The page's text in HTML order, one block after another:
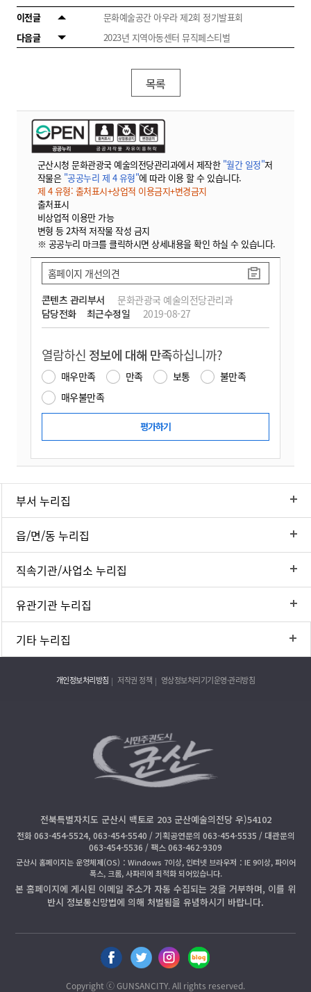
이전글
문화예술공간 아우라 제2회 정기발표회
다음글
2023년 지역아동센터 뮤직페스티벌
목록
군산시청 문화관광국 예술의전당관리과에서 제작한 "월간 일정"저
작물은 "공공누리 제 4 유형"에 따라 이용 할 수 있습니다.
제 4 유형: 출처표시+상업적 이용금지+변경금지
출처표시
비상업적 이용만 가능
변형 등 2차적 저작물 작성 금지
※ 공공누리 마크를 클릭하시면 상세내용을 확인 하실 수 있습니다.
콘텐츠 관리부서
문화관광국 예술의전당관리과
담당전화
최근수정일 2019-08-27
홈페이지 개선의견
열람하신 정보에 대해 만족하십니까?
매우만족 만족 보통
불만족
매우불만족
부서 누리집
읍/면/동 누리집
직속기관/사업소 누리집
유관기관 누리집
기타 누리집
개인정보처리방침 저작권 정책 영상정보처리기기운영·관리방침
전북특별자치도 군산시 백토로 203 군산예술의전당 우)54102
전화 063-454-5524, 063-454-5540 / 기획공연문의 063-454-5535 / 대관문의
063-454-5536 / 팩스 063-462-9309
군산시 홈페이지는 운영체제(OS)：Windows 7이상, 인터넷 브라우저：IE 9이상, 파이어
폭스, 크롬, 사파리에 최적화 되어있습니다.
본 홈페이지에 게시된 이메일 주소가 자동 수집되는 것을 거부하며, 이를 위
반시 정보통신망법에 의해 처벌됨을 유념하시기 바랍니다.
페
이
스
트
위
터
인
스
타
블
로
그
Copyright ⓒ GUNSANCITY. All rights reserved.